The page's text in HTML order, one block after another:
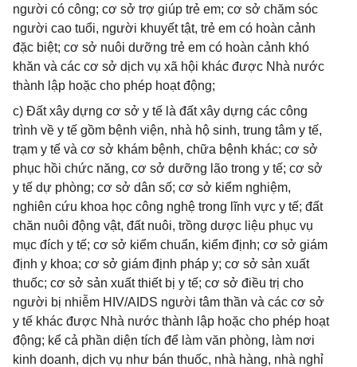
người có công; cơ sở trợ giúp trẻ em; cơ sở chăm sóc
người cao tuổi, người khuyết tật, trẻ em có hoàn cảnh
đặc biệt; cơ sở nuôi dưỡng trẻ em có hoàn cảnh khó
khăn và các cơ sở dịch vụ xã hội khác được Nhà nước
thành lập hoặc cho phép hoạt động;
c) Đất xây dựng cơ sở y tế là đất xây dựng các công
trình về y tế gồm bệnh viện, nhà hộ sinh, trung tâm y tế,
trạm y tế và cơ sở khám bệnh, chữa bệnh khác; cơ sở
phục hồi chức năng, cơ sở dưỡng lão trong y tế; cơ sở
y tế dự phòng; cơ sở dân số; cơ sở kiểm nghiệm,
nghiên cứu khoa học công nghệ trong lĩnh vực y tế; đất
chăn nuôi động vật, đất nuôi, trồng dược liệu phục vụ
mục đích y tế; cơ sở kiểm chuẩn, kiểm định; cơ sở giám
định y khoa; cơ sở giám định pháp y; cơ sở sản xuất
thuốc; cơ sở sản xuất thiết bị y tế; cơ sở điều trị cho
người bị nhiễm HIV/AIDS người tâm thần và các cơ sở
y tế khác được Nhà nước thành lập hoặc cho phép hoạt
động; kể cả phần diện tích để làm văn phòng, làm nơi
kinh doanh, dịch vụ như bán thuốc, nhà hàng, nhà nghỉ